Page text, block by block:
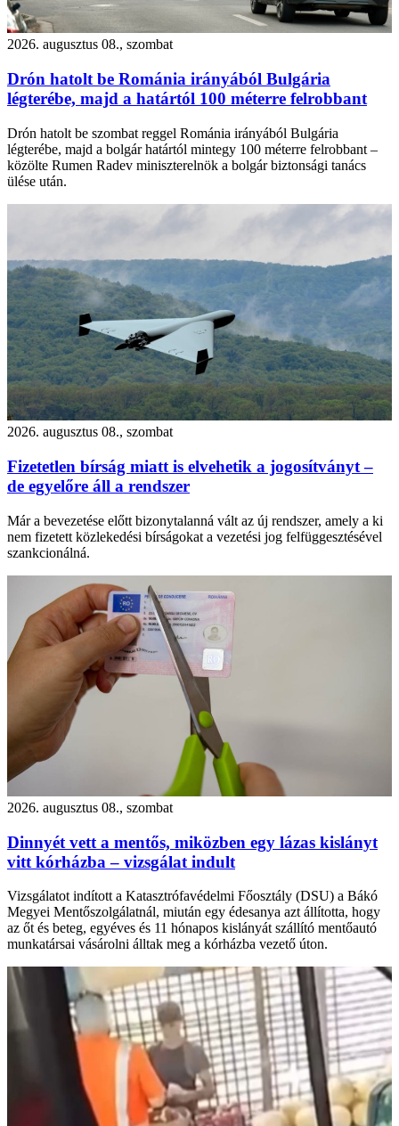
2026. augusztus 08., szombat
Drón hatolt be Románia irányából Bulgária
légterébe, majd a határtól 100 méterre felrobbant
Drón hatolt be szombat reggel Románia irányából Bulgária
légterébe, majd a bolgár határtól mintegy 100 méterre felrobbant –
közölte Rumen Radev miniszterelnök a bolgár biztonsági tanács
ülése után.
2026. augusztus 08., szombat
Fizetetlen bírság miatt is elvehetik a jogosítványt –
de egyelőre áll a rendszer
Már a bevezetése előtt bizonytalanná vált az új rendszer, amely a ki
nem fizetett közlekedési bírságokat a vezetési jog felfüggesztésével
szankcionálná.
2026. augusztus 08., szombat
Dinnyét vett a mentős, miközben egy lázas kislányt
vitt kórházba – vizsgálat indult
Vizsgálatot indított a Katasztrófavédelmi Főosztály (DSU) a Bákó
Megyei Mentőszolgálatnál, miután egy édesanya azt állította, hogy
az őt és beteg, egyéves és 11 hónapos kislányát szállító mentőautó
munkatársai vásárolni álltak meg a kórházba vezető úton.